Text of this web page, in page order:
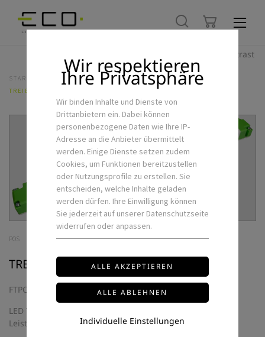
Hoher Kontrast
STARTSEITE LED-FLEXSTRIPS & ZUBEHÖR
NETZTEILE
TREIBER FTPC 100W 24W SLIM DALI6
POS
TREIBER FTPC 100W 24W SLIM DALI6
FTPC-100-24-S-DA6
LED Treiber Long Slim DALI
Leistung: 100 Watt
Wir respektieren
Ihre Privatsphäre
Wir binden Inhalte und Dienste von
Drittanbietern ein. Dabei können
personenbezogene Daten wie Ihre IP-
Adresse an die Anbieter übermittelt
werden. Einige Dienste setzen zudem
Cookies, um Funktionen bereitzustellen
oder Nutzungsprofile zu erstellen. Sie
entscheiden, welche Inhalte geladen
werden dürfen. Ihre Einwilligung können
Sie jederzeit auf unserer Datenschutzseite
widerrufen oder anpassen.
Individuelle Einstellungen